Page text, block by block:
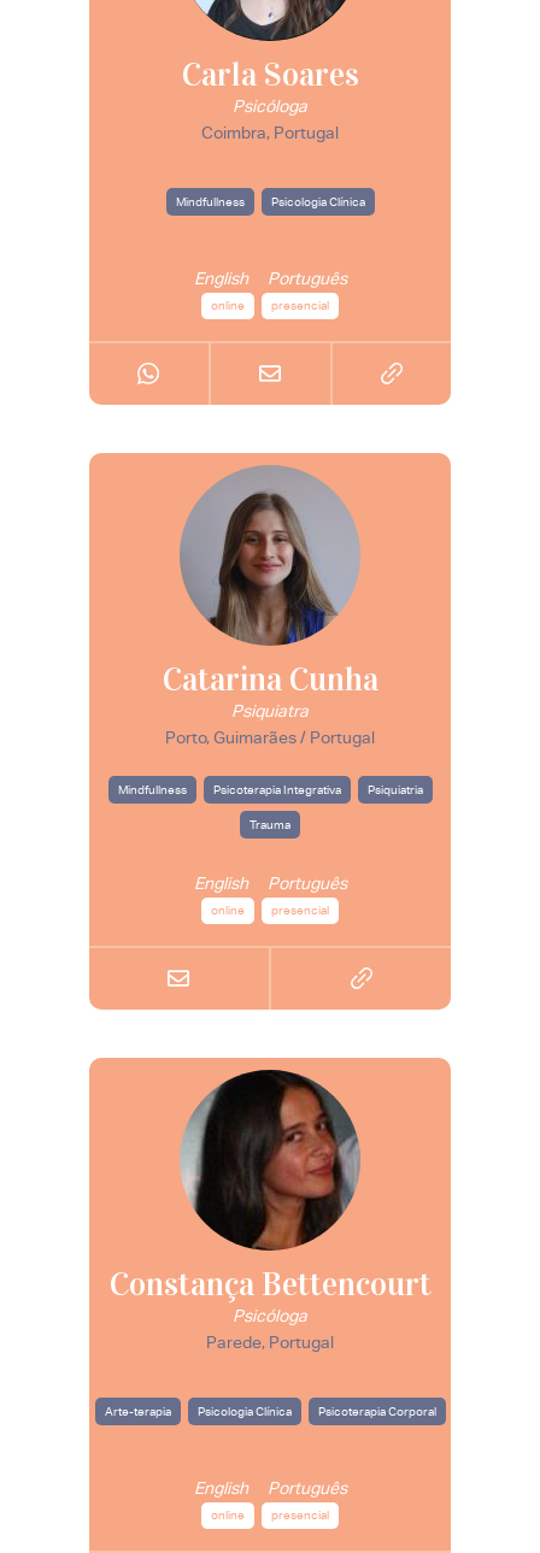
Carla Soares
Psicóloga
Coimbra, Portugal
Mindfullness Psicologia Clínica
English Português
online presencial
Catarina Cunha
Psiquiatra
Porto, Guimarães / Portugal
Mindfullness Psicoterapia Integrativa Psiquiatria
Trauma
English Português
online presencial
Constança Bettencourt
Psicóloga
Parede, Portugal
Arte-terapia Psicologia Clínica Psicoterapia Corporal
English Português
online presencial